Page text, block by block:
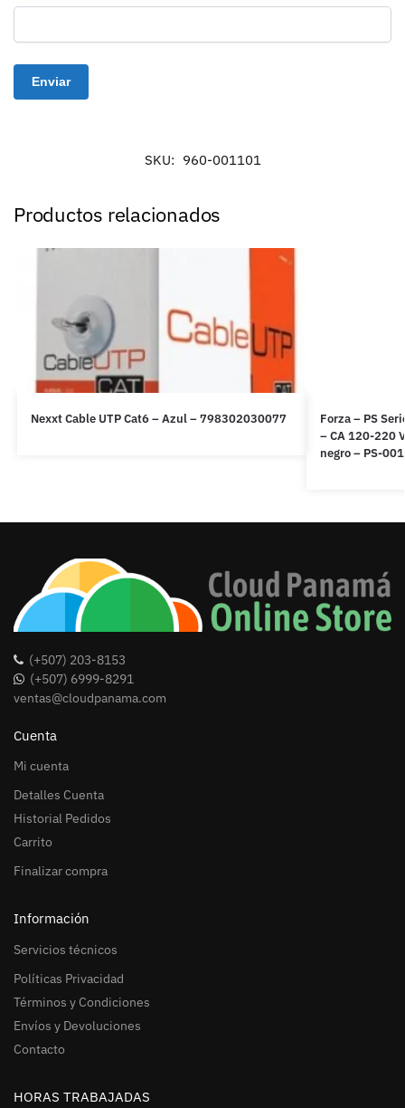
SKU: 960-001101
Productos relacionados
Nexxt Cable UTP Cat6 – Azul – 798302030077
Forza – PS
– CA 120-220
negro – PS-
(+507) 203-8153
(+507) 6999-8291
ventas@cloudpanama.com
Cuenta
Mi cuenta
Detalles Cuenta
Historial Pedidos
Carrito
Finalizar compra
Información
Servicios técnicos
Políticas Privacidad
Términos y Condiciones
Envíos y Devoluciones
Contacto
HORAS TRABAJADAS